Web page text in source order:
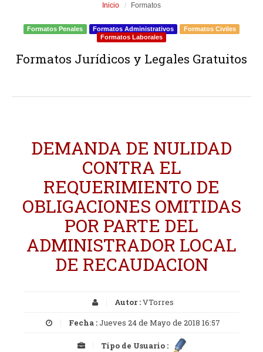
Inicio Formatos
Formatos Penales Formatos Administrativos
Formatos Civiles
Formatos Laborales
Formatos Jurídicos y Legales Gratuitos
DEMANDA DE NULIDAD
CONTRA EL
REQUERIMIENTO DE
OBLIGACIONES OMITIDAS
POR PARTE DEL
ADMINISTRADOR LOCAL
DE RECAUDACION
Autor :VTorres
Fecha :Jueves 24 de Mayo de 2018 16:57
Tipo de Usuario :